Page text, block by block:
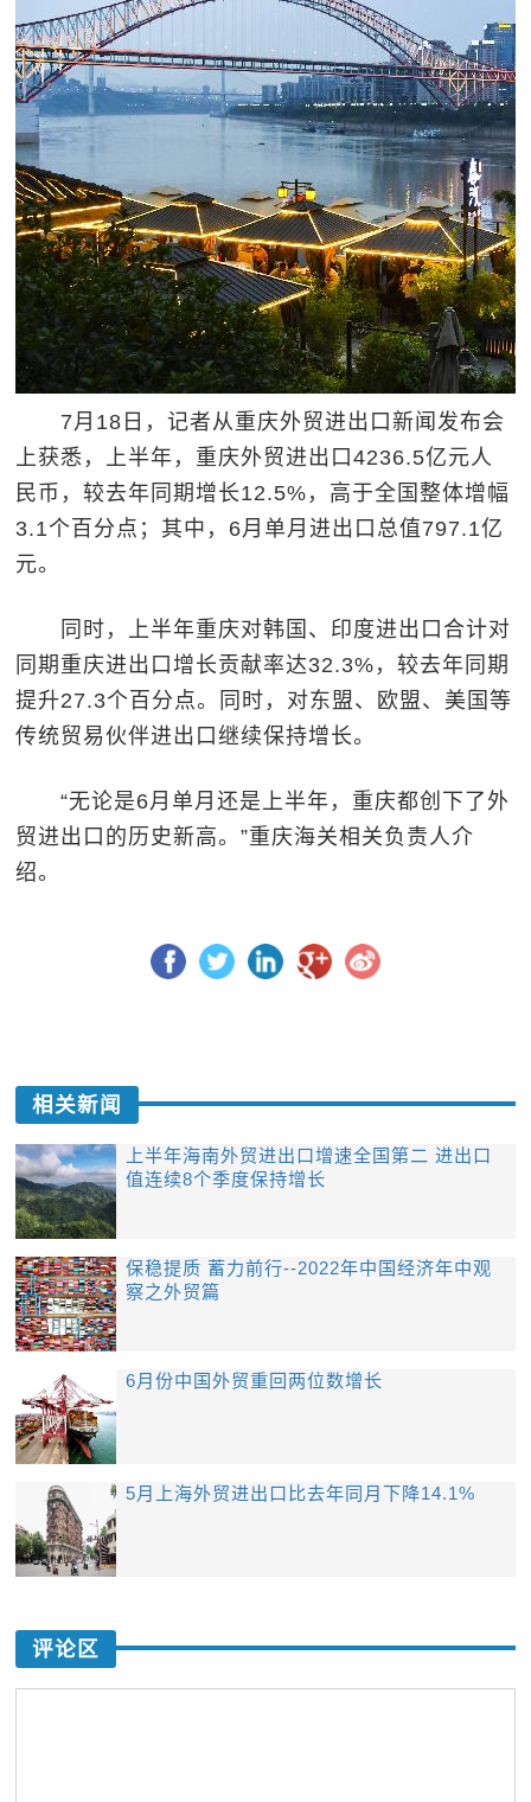
7月18日，记者从重庆外贸进出口新闻发布会
上获悉，上半年，重庆外贸进出口4236.5亿元人
民币，较去年同期增长12.5%，高于全国整体增幅
3.1个百分点；其中，6月单月进出口总值797.1亿
元。
同时，上半年重庆对韩国、印度进出口合计对
同期重庆进出口增长贡献率达32.3%，较去年同期
提升27.3个百分点。同时，对东盟、欧盟、美国等
传统贸易伙伴进出口继续保持增长。
“无论是6月单月还是上半年，重庆都创下了外
贸进出口的历史新高。”重庆海关相关负责人介
绍。
相关新闻
上半年海南外贸进出口增速全国第二 进出口
值连续8个季度保持增长
保稳提质 蓄力前行--2022年中国经济年中观
察之外贸篇
6月份中国外贸重回两位数增长
5月上海外贸进出口比去年同月下降14.1%
评论区